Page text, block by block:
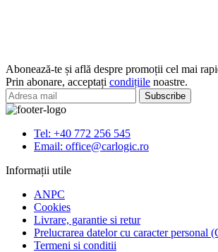
Abonează-te și află despre promoții cel mai
Prin abonare, acceptați condițiile noastre.
Tel: +40 772 256 545
Email: office@carlogic.ro
Informații utile
ANPC
Cookies
Livrare, garantie si retur
Prelucrarea datelor cu caracter personal
Termeni si conditii